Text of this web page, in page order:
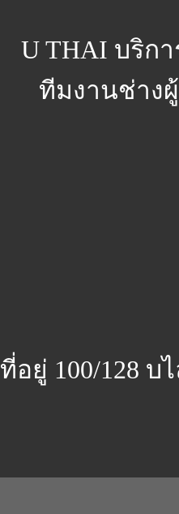
U THAI บริก
ทีมงานช่าง
ที่อยู่ 100/128 บ